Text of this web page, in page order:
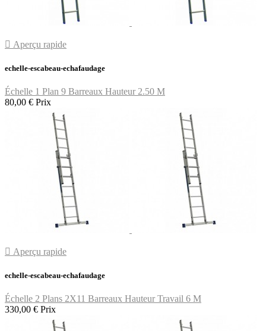
 Aperçu rapide
echelle-escabeau-echafaudage
Échelle 1 Plan 9 Barreaux Hauteur 2.50 M
80,00 € Prix
 Aperçu rapide
echelle-escabeau-echafaudage
Échelle 2 Plans 2X11 Barreaux Hauteur Travail 6 M
330,00 € Prix